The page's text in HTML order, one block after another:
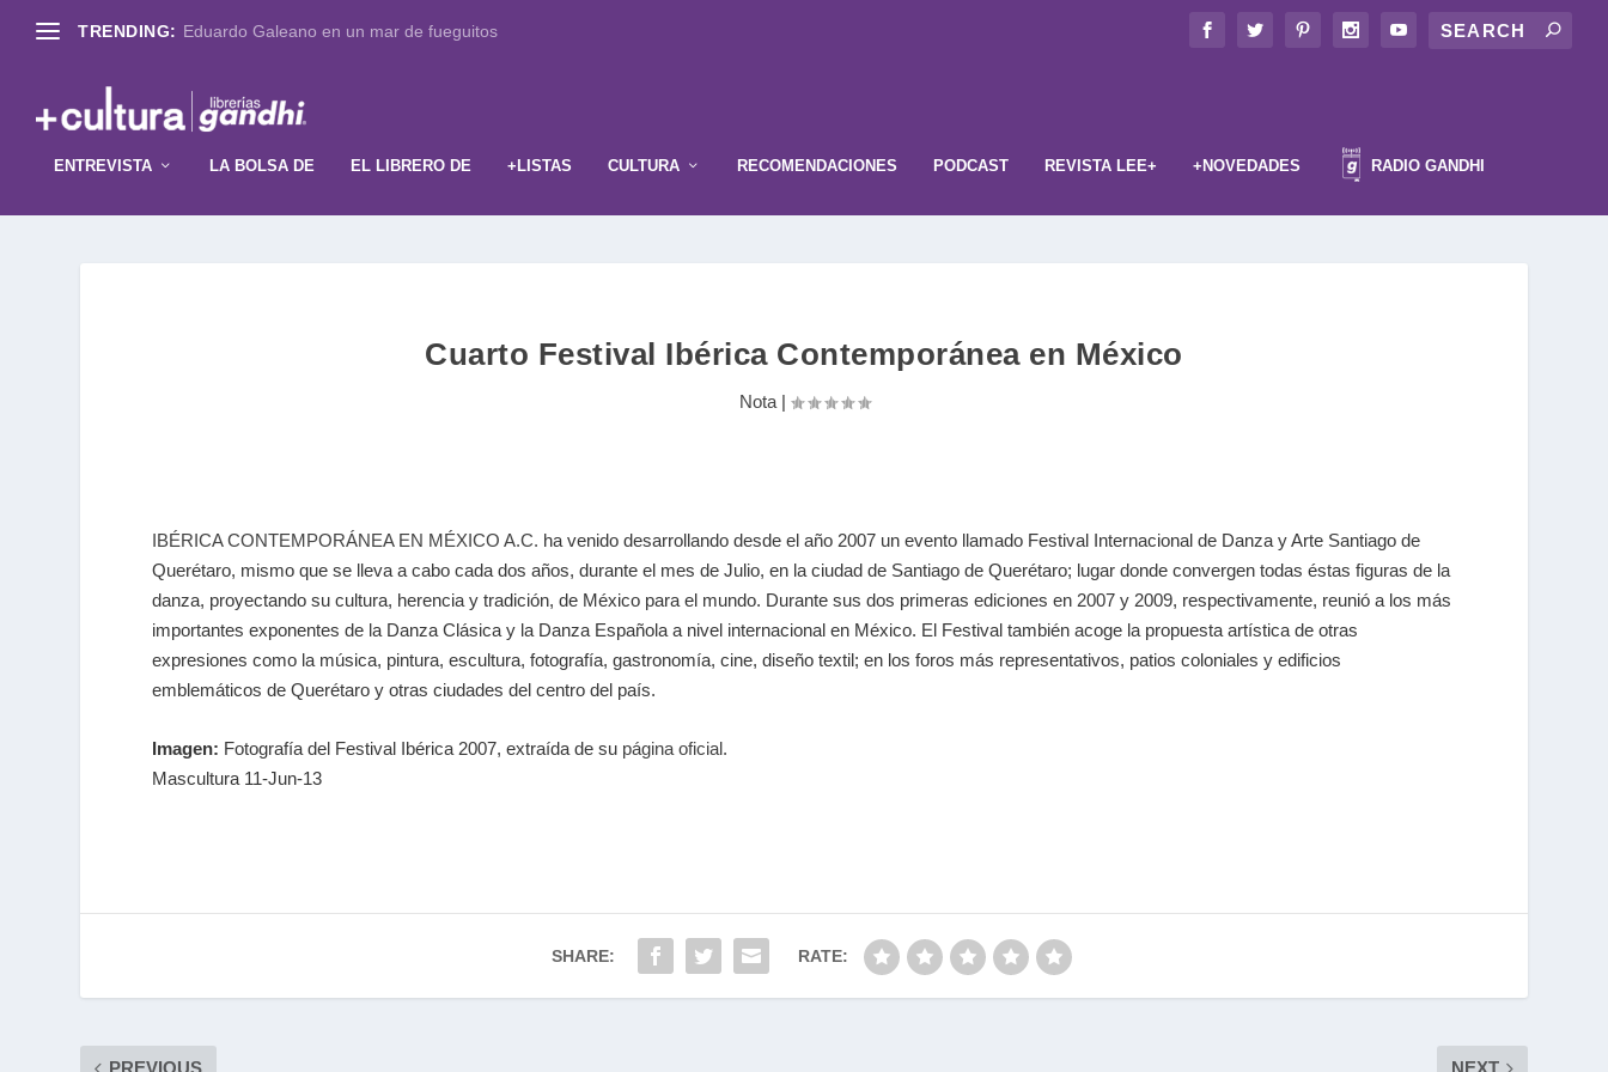
TRENDING: Eduardo Galeano en un mar de fueguitos
ENTREVISTA LA BOLSA DE EL LIBRERO DE +LISTAS CULTURA RECOMENDACIONES PODCAST REVISTA LEE+ +NOVEDADES RADIO GANDHI
Cuarto Festival Ibérica Contemporánea en México
Nota|
IBÉRICA CONTEMPORÁNEA EN MÉXICO A.C. ha venido desarrollando desde el año 2007 un evento llamado Festival Internacional de Danza y Arte Santiago de
Querétaro, mismo que se lleva a cabo cada dos años, durante el mes de Julio, en la ciudad de Santiago de Querétaro; lugar donde convergen todas éstas figuras de la
danza, proyectando su cultura, herencia y tradición, de México para el mundo. Durante sus dos primeras ediciones en 2007 y 2009, respectivamente, reunió a los más
importantes exponentes de la Danza Clásica y la Danza Española a nivel internacional en México. El Festival también acoge la propuesta artística de otras
expresiones como la música, pintura, escultura, fotografía, gastronomía, cine, diseño textil; en los foros más representativos, patios coloniales y edificios
emblemáticos de Querétaro y otras ciudades del centro del país.
Imagen: Fotografía del Festival Ibérica 2007, extraída de su página oficial.
Mascultura 11-Jun-13
SHARE: RATE: